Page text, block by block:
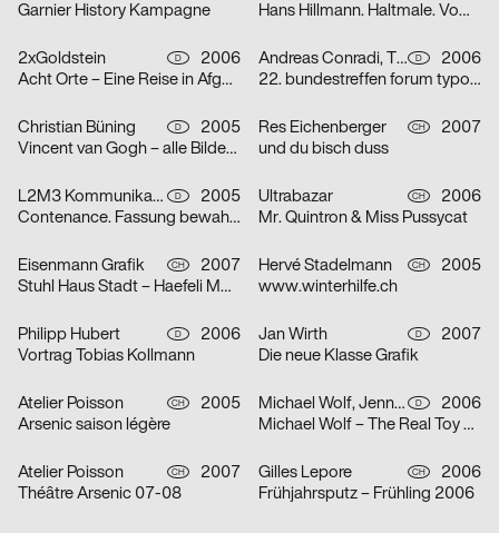
Garnier History Kampagne
Hans Hillmann. Haltmale. Vom Plakat zum Bildroman
2xGoldstein D
2006
Acht Orte – Eine Reise in Afghanistan
Andreas Conradi, Tino Graß, Martin Hoffmann, Tristan Schmitz D
2006
22. bundestreffen forum typografie/walbaum tanzt grotesk
Christian Büning D
2005
Vincent van Gogh – alle Bilder / nur die Porträts
Res Eichenberger CH
2007
und du bisch duss
L2M3 Kommunikationsdesign D
2005
Contenance. Fassung bewahren
Ultrabazar CH
2006
Mr. Quintron & Miss Pussycat
Eisenmann Grafik CH
2007
Stuhl Haus Stadt – Haefeli Moser Steiger
Hervé Stadelmann CH
2005
www.winterhilfe.ch
Philipp Hubert D
2006
Vortrag Tobias Kollmann
Jan Wirth D
2007
Die neue Klasse Grafik
Atelier Poisson CH
2005
Arsenic saison légère
Michael Wolf, Jennie Boie, Büro für Gestaltung Janssen D
2006
Michael Wolf – The Real Toy Story
Atelier Poisson CH
2007
Théâtre Arsenic 07-08
Gilles Lepore CH
2006
Frühjahrsputz – Frühling 2006